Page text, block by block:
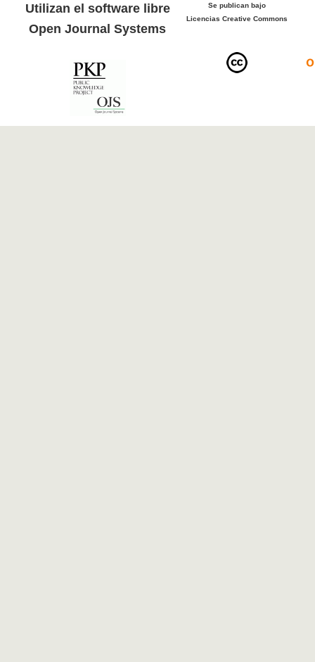
Utilizan el software libre
Open Journal Systems
Se publican bajo
Licencias Creative Commons